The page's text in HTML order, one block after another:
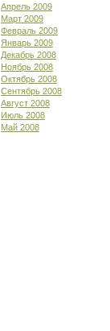
Апрель 2009
Март 2009
Февраль 2009
Январь 2009
Декабрь 2008
Ноябрь 2008
Октябрь 2008
Сентябрь 2008
Август 2008
Июль 2008
Май 2008